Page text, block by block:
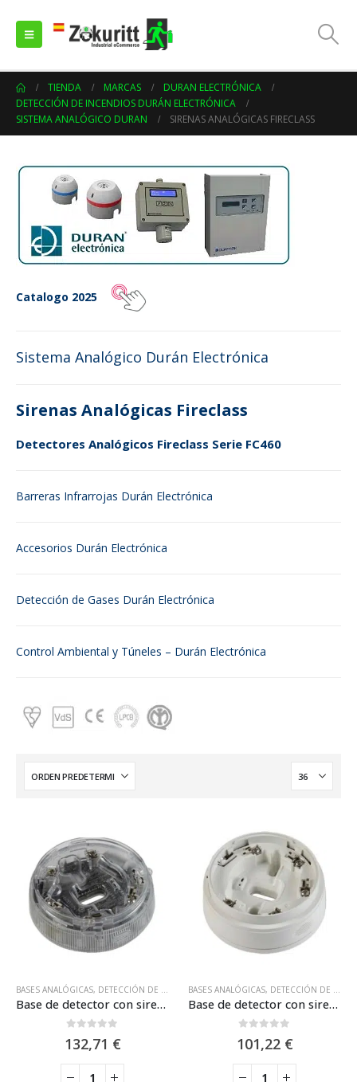
TIENDA MARCAS
DURAN ELECTRÓNICA
DETECCIÓN DE INCENDIOS DURÁN ELECTRÓNICA
SISTEMA ANALÓGICO DURAN
SIRENAS ANALÓGICAS FIRECLASS
Catalogo 2025
Sistema Analógico Durán Electrónica
Sirenas Analógicas Fireclass
Detectores Analógicos Fireclass Serie FC460
Barreras Infrarrojas Durán Electrónica
Accesorios Durán Electrónica
Detección de Gases Durán Electrónica
Control Ambiental y Túneles – Durán Electrónica
BASES ANALÓGICAS, DETECCIÓN DE INCENDIOS DURÁN ELECTRÓNICA ,DURAN
Base de detector con sirena y VID con aislador / Duran Electrónica FC440AIB
132,71 €
BASES ANALÓGICAS, DETECCIÓN DE INCENDIOS DURÁN ELECTRÓNICA
Base de detector con sirena, incluye aislador. Certif. EN54-3, EN54-17 FireClass FC440SB
101,22 €